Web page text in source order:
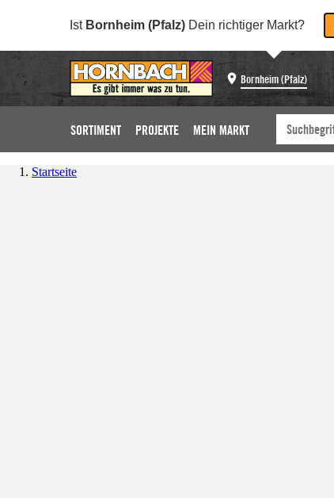
Ist Bornheim (Pfalz) Dein richtiger Markt?
Bornheim (Pfalz)
SORTIMENT PROJEKTE MEIN MARKT
Startseite